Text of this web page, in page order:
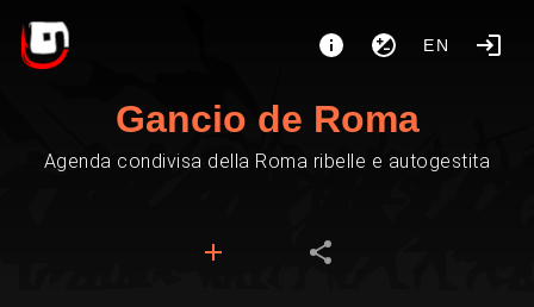
EN
Gancio de Roma
Agenda condivisa della Roma ribelle e autogestita